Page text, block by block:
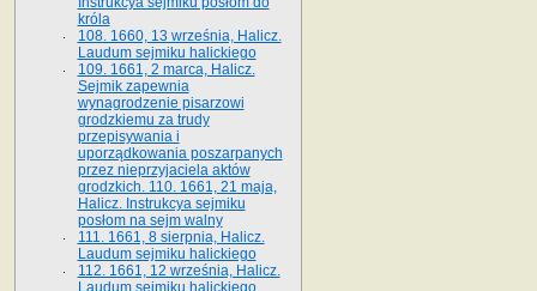
króla
108. 1660, 13 września, Halicz.
Laudum sejmiku halickiego
109. 1661, 2 marca, Halicz.
Sejmik zapewnia
wynagrodzenie pisarzowi
grodzkiemu za trudy
przepisywania i
uporządkowania poszarpanych
przez nieprzyjaciela aktów
grodzkich. 110. 1661, 21 maja,
Halicz. Instrukcya sejmiku
posłom na sejm walny
111. 1661, 8 sierpnia, Halicz.
Laudum sejmiku halickiego
112. 1661, 12 września, Halicz.
Laudum sejmiku halickiego